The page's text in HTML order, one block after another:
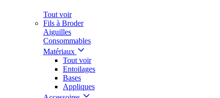
Tout voir
Fils à Broder
Aiguilles
Consommables
Matériaux
Tout voir
Entoilages
Bases
Appliques